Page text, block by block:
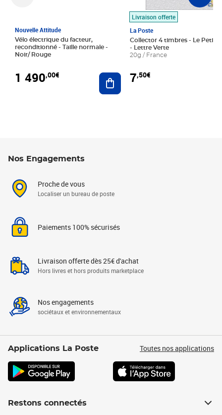
Nouvelle Attitude
Vélo électrique du facteur,
reconditionné - Taille normale -
Noir/ Rouge
1 490,00€ Ajouter au panier
Livraison offerte
La Poste
Collector 4 timbres - Le Petit
- Lettre Verte
20g / France
7,50€
Nos Engagements
Proche de vous
Localiser un bureau de poste
Paiements 100% sécurisés
Livraison offerte dès 25€ d'achat
Hors livres et hors produits marketplace
Nos engagements
sociétaux et environnementaux
Applications La Poste Toutes nos applications
Restons connectés